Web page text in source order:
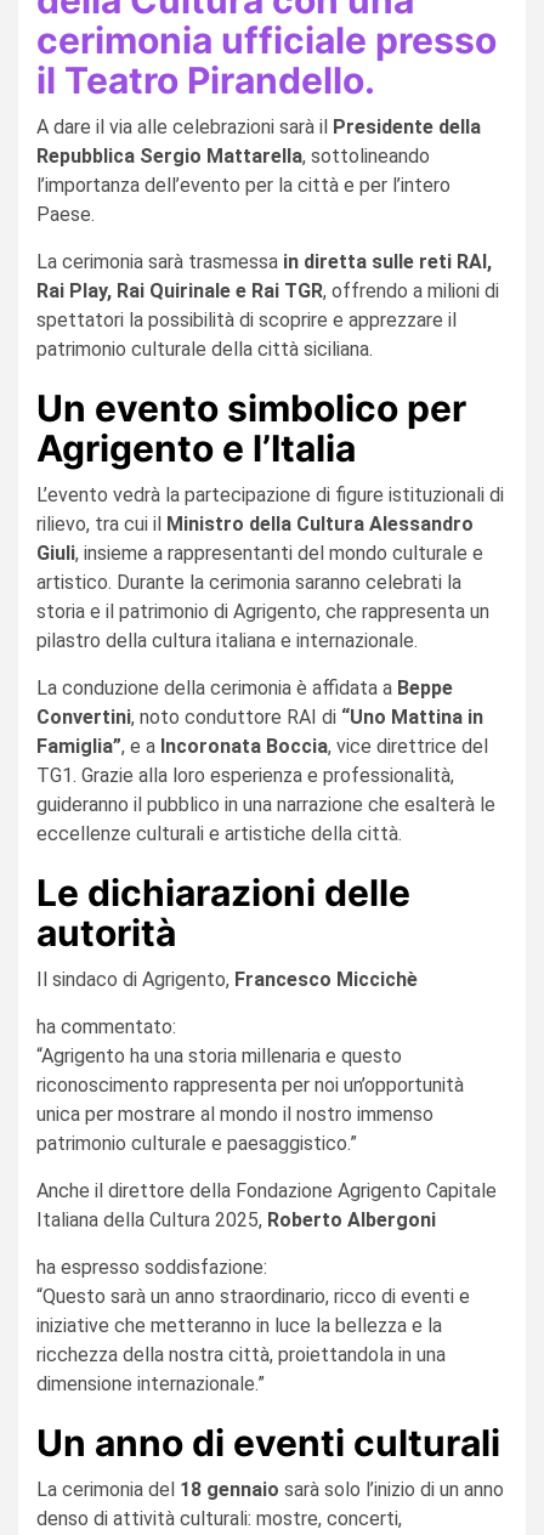
cerimonia ufficiale presso
il Teatro Pirandello.
A dare il via alle celebrazioni sarà il Presidente della
Repubblica Sergio Mattarella, sottolineando
l’importanza dell’evento per la città e per l’intero
Paese.
La cerimonia sarà trasmessa in diretta sulle reti RAI,
Rai Play, Rai Quirinale e Rai TGR, offrendo a milioni di
spettatori la possibilità di scoprire e apprezzare il
patrimonio culturale della città siciliana.
Un evento simbolico per
Agrigento e l’Italia
L’evento vedrà la partecipazione di figure istituzionali di
rilievo, tra cui il Ministro della Cultura Alessandro
Giuli, insieme a rappresentanti del mondo culturale e
artistico. Durante la cerimonia saranno celebrati la
storia e il patrimonio di Agrigento, che rappresenta un
pilastro della cultura italiana e internazionale.
La conduzione della cerimonia è affidata a Beppe
Convertini, noto conduttore RAI di “Uno Mattina in
Famiglia”, e a Incoronata Boccia, vice direttrice del
TG1. Grazie alla loro esperienza e professionalità,
guideranno il pubblico in una narrazione che esalterà le
eccellenze culturali e artistiche della città.
Le dichiarazioni delle
autorità
Il sindaco di Agrigento, Francesco Miccichè
ha commentato:
“Agrigento ha una storia millenaria e questo
riconoscimento rappresenta per noi un’opportunità
unica per mostrare al mondo il nostro immenso
patrimonio culturale e paesaggistico.”
Anche il direttore della Fondazione Agrigento Capitale
Italiana della Cultura 2025, Roberto Albergoni
ha espresso soddisfazione:
“Questo sarà un anno straordinario, ricco di eventi e
iniziative che metteranno in luce la bellezza e la
ricchezza della nostra città, proiettandola in una
dimensione internazionale.”
Un anno di eventi culturali
La cerimonia del 18 gennaio sarà solo l’inizio di un anno
denso di attività culturali: mostre, concerti,